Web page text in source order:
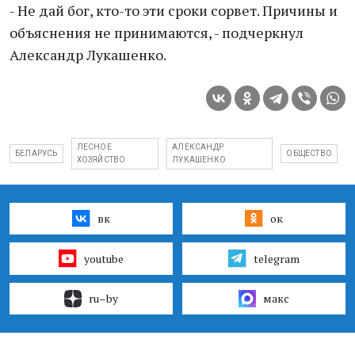
- Не дай бог, кто-то эти сроки сорвет. Причины и
объяснения не принимаются, - подчеркнул
Александр Лукашенко.
БЕЛАРУСЬ
ЛЕСНОЕ
ХОЗЯЙСТВО
АЛЕКСАНДР
ЛУКАШЕНКО
ОБЩЕСТВО
вк ок
youtube telegram
ru–by макс